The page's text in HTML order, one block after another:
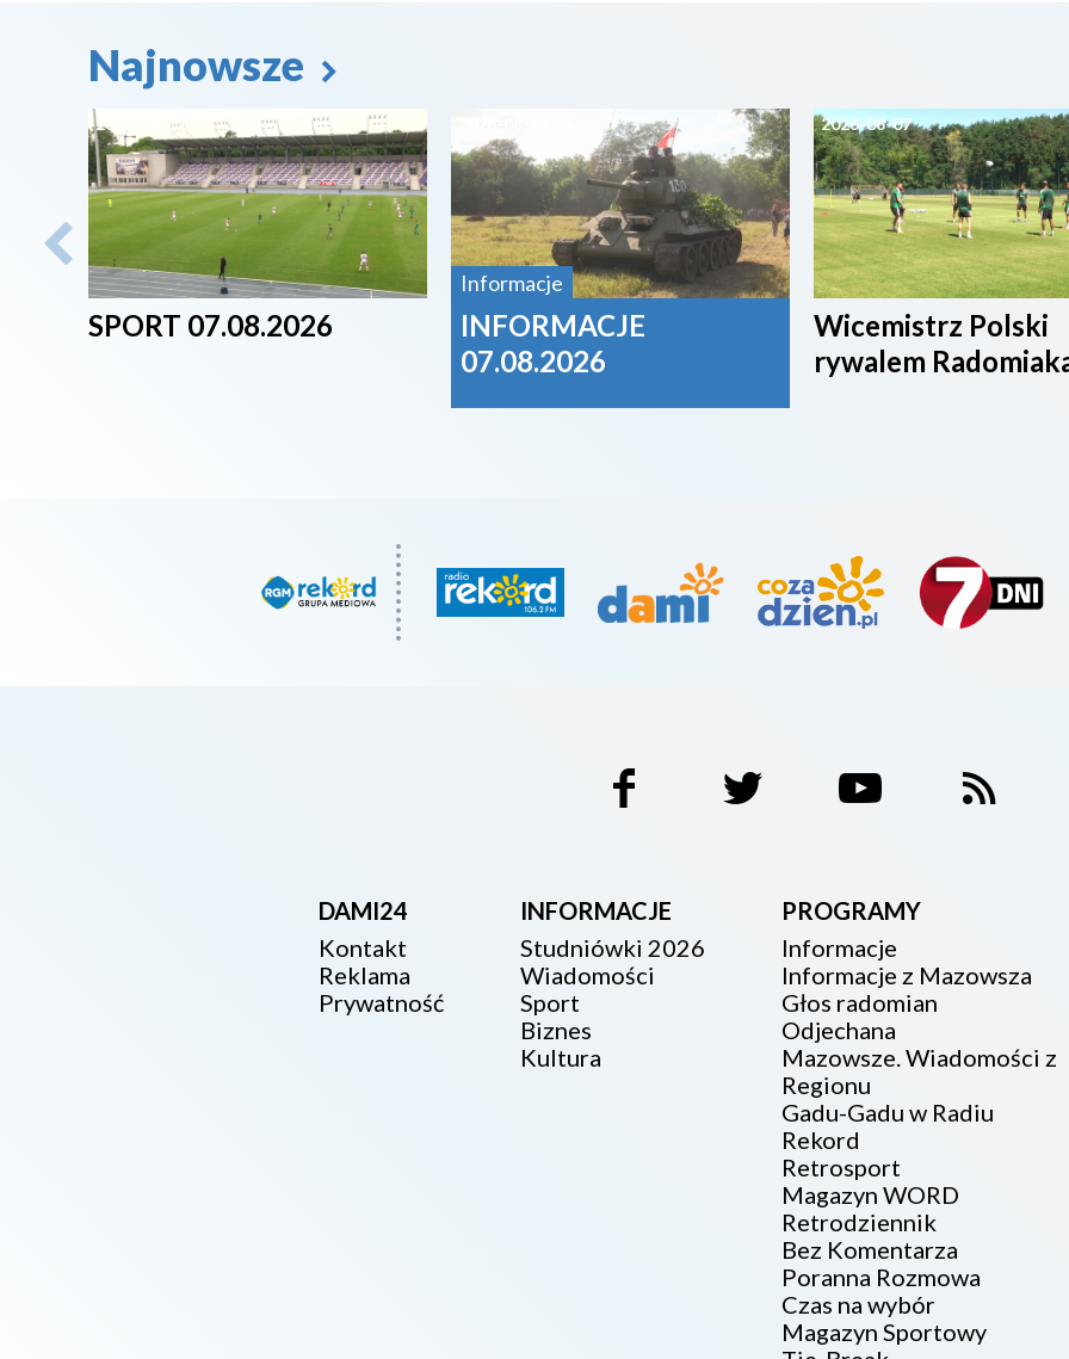
Najnowsze
2026-08-07
SPORT 07.08.2026
Informacje
INFORMACJE
07.08.2026
2026-08-07
Wicemistrz Polski
rywalem
DAMI24
Kontakt
Reklama
Prywatność
INFORMACJE
Studniówki 2026
Wiadomości
Sport
Biznes
Kultura
PROGRAMY
Informacje
Informacje z Mazowsza
Głos radomian
Odjechana
Mazowsze. Wiadomości z
Regionu
Gadu-Gadu w Radiu
Rekord
Retrosport
Magazyn WORD
Retrodziennik
Bez Komentarza
Poranna Rozmowa
Czas na wybór
Magazyn Sportowy